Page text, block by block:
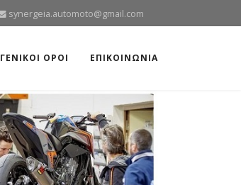
synergeia.automoto@gmail.com
ΓΕΝΙΚΟΙ ΟΡΟΙ ΕΠΙΚΟΙΝΩΝΙΑ